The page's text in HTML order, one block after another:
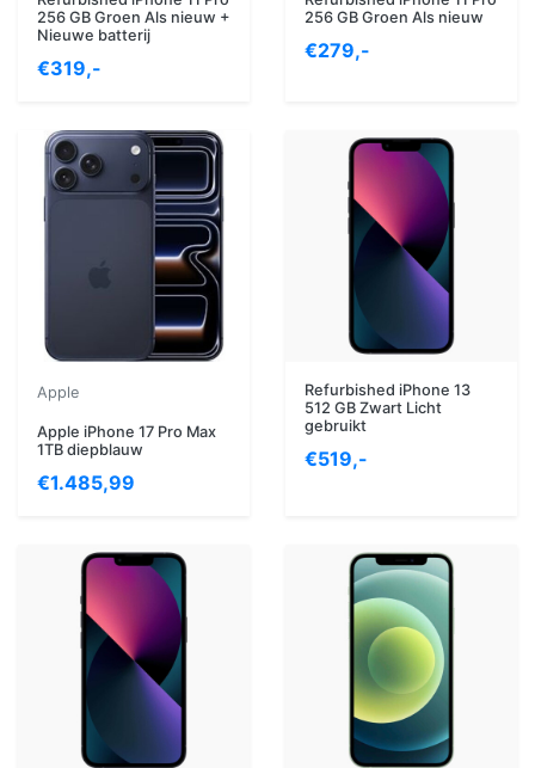
256 GB Groen Als nieuw +
Nieuwe batterij
€319,-
256 GB Groen Als nieuw
€279,-
Apple
Apple iPhone 17 Pro Max
1TB diepblauw
€1.485,99
Refurbished iPhone 13
512 GB Zwart Licht
gebruikt
€519,-